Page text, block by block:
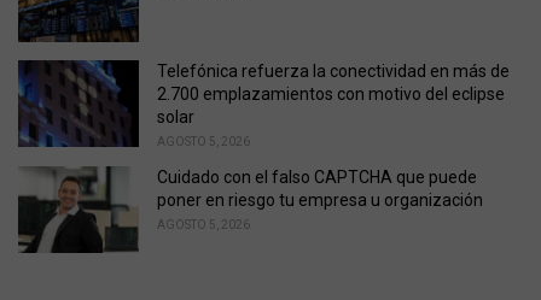
Telefónica refuerza la conectividad en más de
2.700 emplazamientos con motivo del eclipse
solar
AGOSTO 5, 2026
Cuidado con el falso CAPTCHA que puede
poner en riesgo tu empresa u organización
AGOSTO 5, 2026